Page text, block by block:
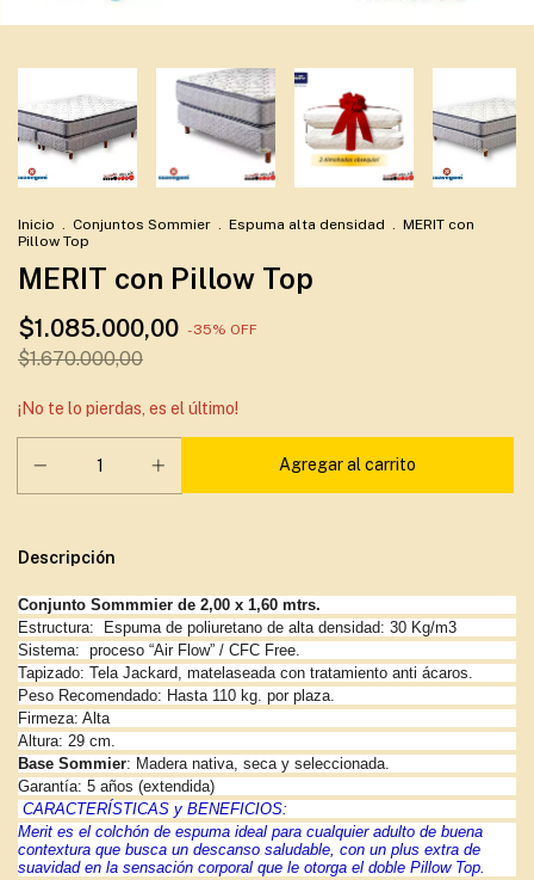
Inicio . Conjuntos Sommier . Espuma alta densidad . MERIT con
Pillow Top
MERIT con Pillow Top
$1.085.000,00 -35% OFF
$1.670.000,00
¡No te lo pierdas, es el último!
Descripción
Conjunto Sommmier de 2,00 x 1,60 mtrs.
Estructura:
Espuma de poliuretano de alta densidad: 30 Kg/m3
Sistema: proceso “Air Flow” / CFC Free.
Tapizado: Tela Jackard, matelaseada con tratamiento anti ácaros.
Peso Recomendado: Hasta 110 kg. por plaza.
Firmeza: Alta
Altura: 29 cm.
Base Sommier: Madera nativa, seca y seleccionada.
Garantía: 5 años (extendida)
CARACTERÍSTICAS y BENEFICIOS:
Merit es el colchón de espuma ideal para cualquier adulto de buena
contextura que busca un descanso saludable, con un plus extra de
suavidad en la sensación corporal que le otorga el doble Pillow Top.